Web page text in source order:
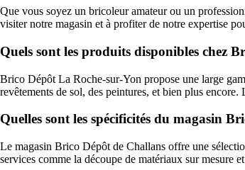
Que vous soyez un bricoleur amateur ou un
visiter notre magasin et à profiter de notre expertise
Quels sont les produits disponibles chez
Brico Dépôt La Roche-sur-Yon propose une large
revêtements de sol, des peintures, et bien plus
Quelles sont les spécificités du magasin
Le magasin Brico Dépôt de Challans offre une
services comme la découpe de matériaux sur mesure